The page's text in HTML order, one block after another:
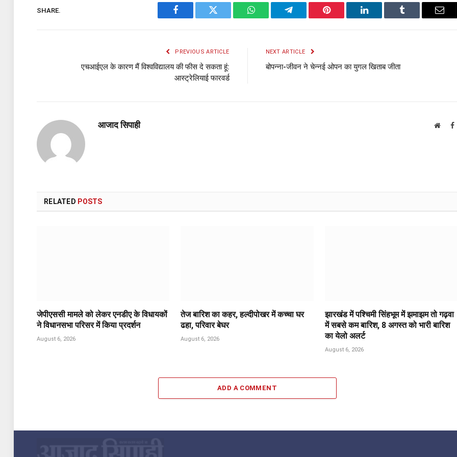
SHARE.
Facebook Twitter WhatsAppTelegram Pinterest LinkedIn Tumblr Email
PREVIOUS ARTICLE
एचआईएल के कारण मैं विश्वविद्यालय की फीस दे सकता हूं:
आस्ट्रेलियाई फारवर्ड
NEXT ARTICLE
बोपन्ना-जीवन ने चेन्नई ओपन का युगल खिताब जीता
आजाद सिपाही
RELATED POSTS
जेपीएससी मामले को लेकर एनडीए के विधायकों
ने विधानसभा परिसर में किया प्रदर्शन
August 6, 2026
तेज बारिश का कहर, हल्दीपोखर में कच्चा घर
ढहा, परिवार बेघर
August 6, 2026
झारखंड में पश्चिमी सिंहभूम में झमाझम तो गढ़वा
में सबसे कम बारिश, 8 अगस्त को भारी बारिश
का येलो अलर्ट
August 6, 2026
ADD A COMMENT